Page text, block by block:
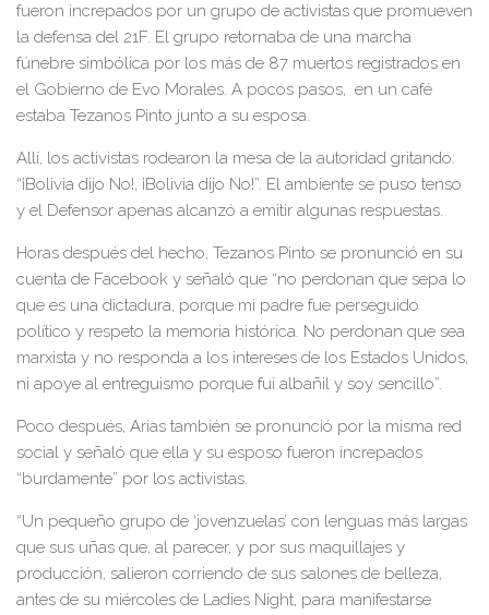
fueron increpados por un grupo de activistas que promueven
la defensa del 21F. El grupo retornaba de una marcha
fúnebre simbólica por los más de 87 muertos registrados en
el Gobierno de Evo Morales. A pocos pasos, en un café
estaba Tezanos Pinto junto a su esposa.
Allí, los activistas rodearon la mesa de la autoridad gritando:
“¡Bolivia dijo No!, ¡Bolivia dijo No!”. El ambiente se puso tenso
y el Defensor apenas alcanzó a emitir algunas respuestas.
Horas después del hecho, Tezanos Pinto se pronunció en su
cuenta de Facebook y señaló que “no perdonan que sepa lo
que es una dictadura, porque mi padre fue perseguido
político y respeto la memoria histórica. No perdonan que sea
marxista y no responda a los intereses de los Estados Unidos,
ni apoye al entreguismo porque fui albañil y soy sencillo”.
Poco después, Arias también se pronunció por la misma red
social y señaló que ella y su esposo fueron increpados
“burdamente” por los activistas.
“Un pequeño grupo de ‘jovenzuelas’ con lenguas más largas
que sus uñas que, al parecer, y por sus maquillajes y
producción, salieron corriendo de sus salones de belleza,
antes de su miércoles de Ladies Night, para manifestarse